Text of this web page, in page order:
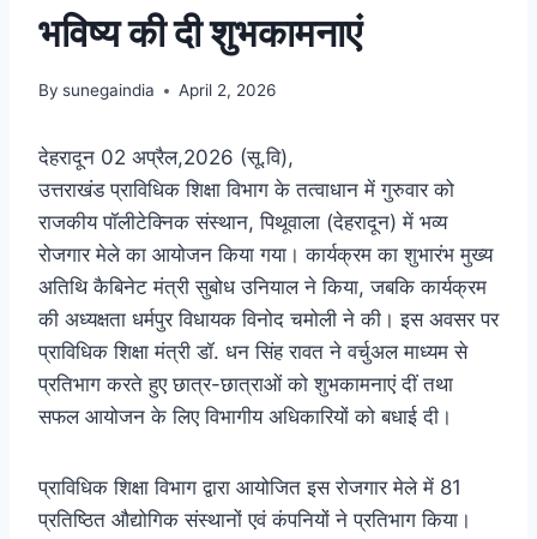
भविष्य की दी शुभकामनाएं
By sunegaindia April 2, 2026
देहरादून 02 अप्रैल,2026 (सू.वि),
उत्तराखंड प्राविधिक शिक्षा विभाग के तत्वाधान में गुरुवार को
राजकीय पॉलीटेक्निक संस्थान, पिथूवाला (देहरादून) में भव्य
रोजगार मेले का आयोजन किया गया। कार्यक्रम का शुभारंभ मुख्य
अतिथि कैबिनेट मंत्री सुबोध उनियाल ने किया, जबकि कार्यक्रम
की अध्यक्षता धर्मपुर विधायक विनोद चमोली ने की। इस अवसर पर
प्राविधिक शिक्षा मंत्री डॉ. धन सिंह रावत ने वर्चुअल माध्यम से
प्रतिभाग करते हुए छात्र-छात्राओं को शुभकामनाएं दीं तथा
सफल आयोजन के लिए विभागीय अधिकारियों को बधाई दी।
प्राविधिक शिक्षा विभाग द्वारा आयोजित इस रोजगार मेले में 81
प्रतिष्ठित औद्योगिक संस्थानों एवं कंपनियों ने प्रतिभाग किया।